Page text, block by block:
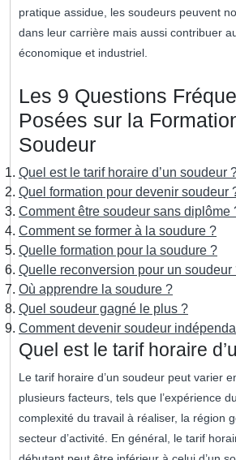
pratique assidue, les soudeurs peuvent
dans leur carrière mais aussi contribuer
économique et industriel.
Les 9 Questions
Posées sur la
Soudeur
Quel est le tarif horaire d’un soudeur
Quel formation pour devenir soudeur
Comment être soudeur sans diplôme
Comment se former à la soudure ?
Quelle formation pour la soudure ?
Quelle reconversion pour un soudeur
Où apprendre la soudure ?
Quel soudeur gagné le plus ?
Comment devenir soudeur
Quel est le tarif horaire
Le tarif horaire d’un soudeur peut varier
plusieurs facteurs, tels que l’expérience
complexité du travail à réaliser, la région
secteur d’activité. En général, le tarif